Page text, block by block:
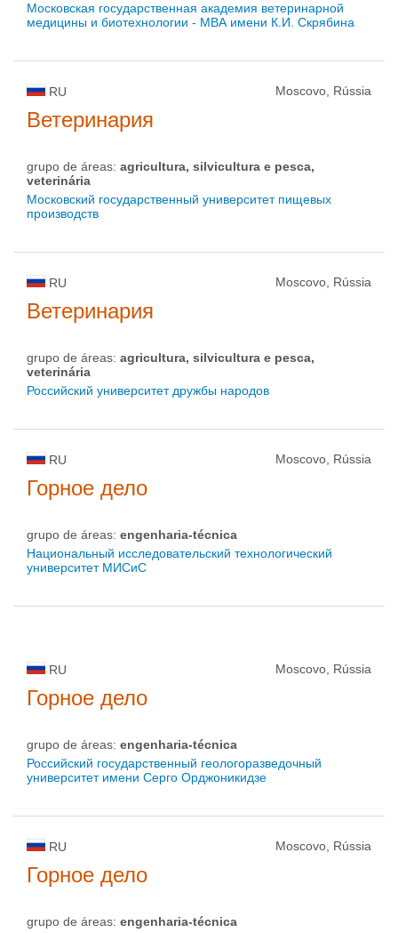
Московская государственная академия ветеринарной
медицины и биотехнологии - МВА имени К.И. Скрябина
RU Moscovo, Rússia
Ветеринария
grupo de áreas: agricultura, silvicultura e pesca,
veterinária
Московский государственный университет пищевых
производств
RU Moscovo, Rússia
Ветеринария
grupo de áreas: agricultura, silvicultura e pesca,
veterinária
Российский университет дружбы народов
RU Moscovo, Rússia
Горное дело
grupo de áreas: engenharia-técnica
Национальный исследовательский технологический
университет МИСиС
RU Moscovo, Rússia
Горное дело
grupo de áreas: engenharia-técnica
Российский государственный геологоразведочный
университет имени Серго Орджоникидзе
RU Moscovo, Rússia
Горное дело
grupo de áreas: engenharia-técnica